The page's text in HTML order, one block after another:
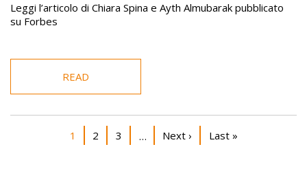
Leggi l’articolo di Chiara Spina e Ayth Almubarak pubblicato
su Forbes
READ
Current page
1 Page
2 Page
3 … Next page
Next › Last page
Last »